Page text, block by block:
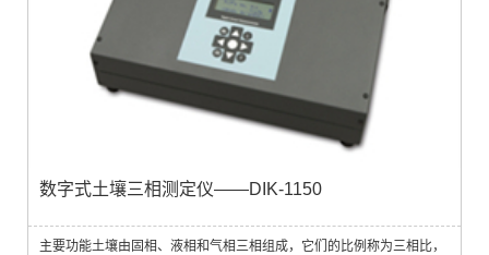
数字式土壤三相测定仪——DIK-1150
主要功能土壤由固相、液相和气相三相组成，它们的比例称为三相比，